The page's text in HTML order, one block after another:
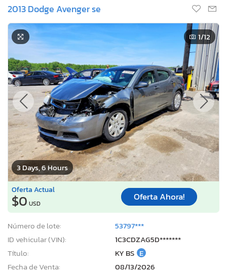
2013 Dodge Avenger se
3 Days, 6 Hours
1/12
Oferta Actual
$0 USD
Oferta Ahora!
Número de lote:
53797***
ID vehicular (VIN):
1C3CDZAG5D*******
Título:
KY BS E
Fecha de Venta:
08/13/2026